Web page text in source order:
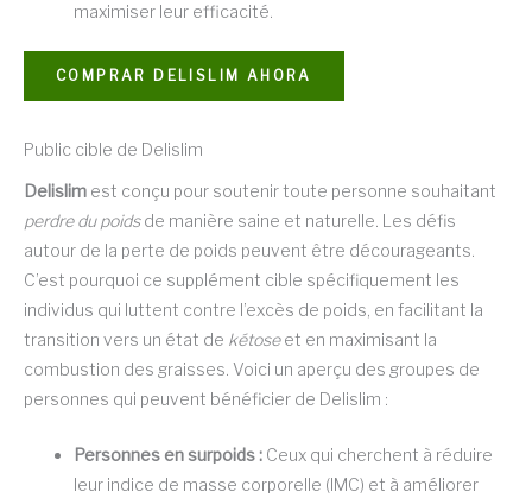
maximiser leur efficacité.
COMPRAR DELISLIM AHORA
Public cible de Delislim
Delislim est conçu pour soutenir toute personne souhaitant
perdre du poidsde manière saine et naturelle. Les défis
autour de la perte de poids peuvent être décourageants.
C’est pourquoi ce supplément cible spécifiquement les
individus qui luttent contre l’excès de poids, en facilitant la
transition vers un état de kétoseet en maximisant la
combustion des graisses. Voici un aperçu des groupes de
personnes qui peuvent bénéficier de Delislim :
Personnes en surpoids : Ceux qui cherchent à réduire
leur indice de masse corporelle (IMC) et à améliorer